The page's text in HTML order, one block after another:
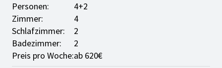
Personen:
4+2
Zimmer:
4
Schlafzimmer:
2
Badezimmer:
2
Preis pro Woche:ab 620€